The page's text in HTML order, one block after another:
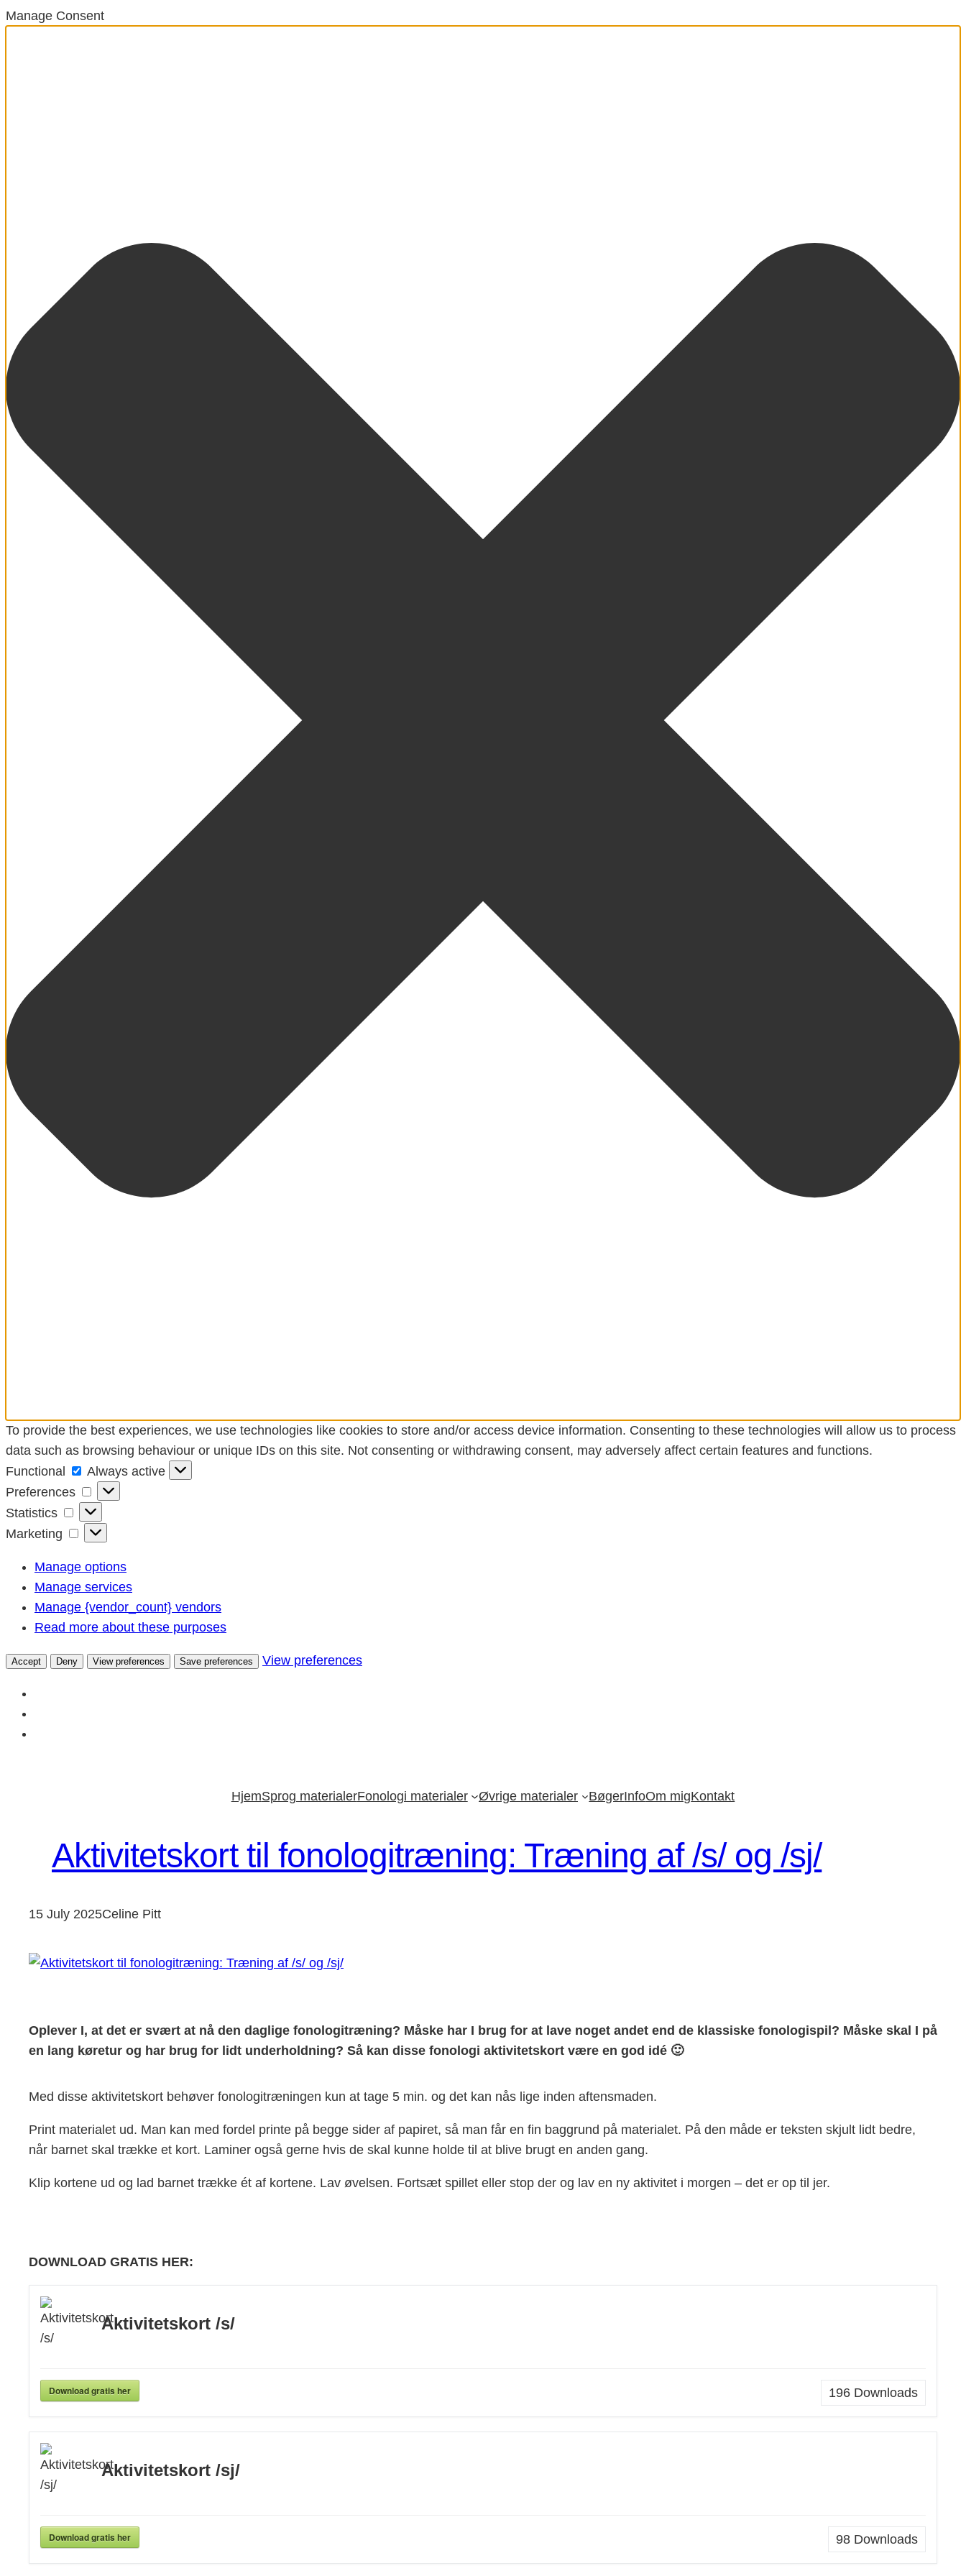
Manage Consent
To provide the best experiences, we use technologies like cookies to store and/or access device information. Consenting to these technologies will allow us to process
data such as browsing behaviour or unique IDs on this site. Not consenting or withdrawing consent, may adversely affect certain features and functions.
Functional
Functional
Always active
Preferences
Preferences
Statistics
Statistics
Marketing
Marketing
Manage options
Manage services
Manage {vendor_count} vendors
Read more about these purposes
Accept Deny View preferences Save preferences View preferences
HjemSprog materialerFonologi materialer Øvrige materialer BøgerInfoOm migKontakt
Aktivitetskort til fonologitræning: Træning af /s/ og /sj/
15 July 2025Celine Pitt
Oplever I, at det er svært at nå den daglige fonologitræning? Måske har I brug for at lave noget andet end de klassiske fonologispil? Måske skal I på
en lang køretur og har brug for lidt underholdning? Så kan disse fonologi aktivitetskort være en god idé 🙂
Med disse aktivitetskort behøver fonologitræningen kun at tage 5 min. og det kan nås lige inden aftensmaden.
Print materialet ud. Man kan med fordel printe på begge sider af papiret, så man får en fin baggrund på materialet. På den måde er teksten skjult lidt bedre,
når barnet skal trække et kort. Laminer også gerne hvis de skal kunne holde til at blive brugt en anden gang.
Klip kortene ud og lad barnet trække ét af kortene. Lav øvelsen. Fortsæt spillet eller stop der og lav en ny aktivitet i morgen – det er op til jer.
DOWNLOAD GRATIS HER:
Aktivitetskort /s/
Download gratis her 196 Downloads
Aktivitetskort /sj/
Download gratis her 98 Downloads